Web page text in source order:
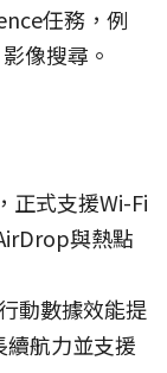
任務，例
像搜尋。
正式支援Wi-Fi
與熱點
動數據效能提
航力並支援